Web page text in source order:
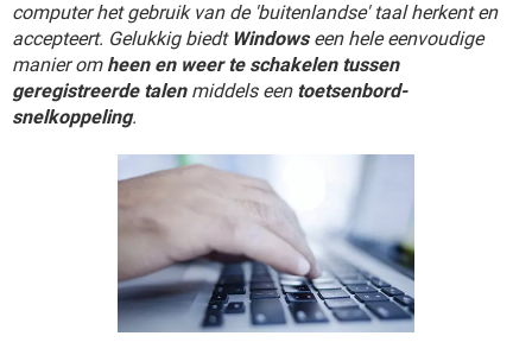
GRATIS SNAPCHAT
TIKTOK
NETFLIX CORONAVIRUS
GRATIS SNAPCHAT
TIKTOK
computer het gebruik van de 'buitenlandse' taal herkent en
accepteert. Gelukkig biedt Windowseen hele eenvoudige
manier om heen en weer te schakelen tussen
geregistreerde talenmiddels een toetsenbord-
snelkoppeling.